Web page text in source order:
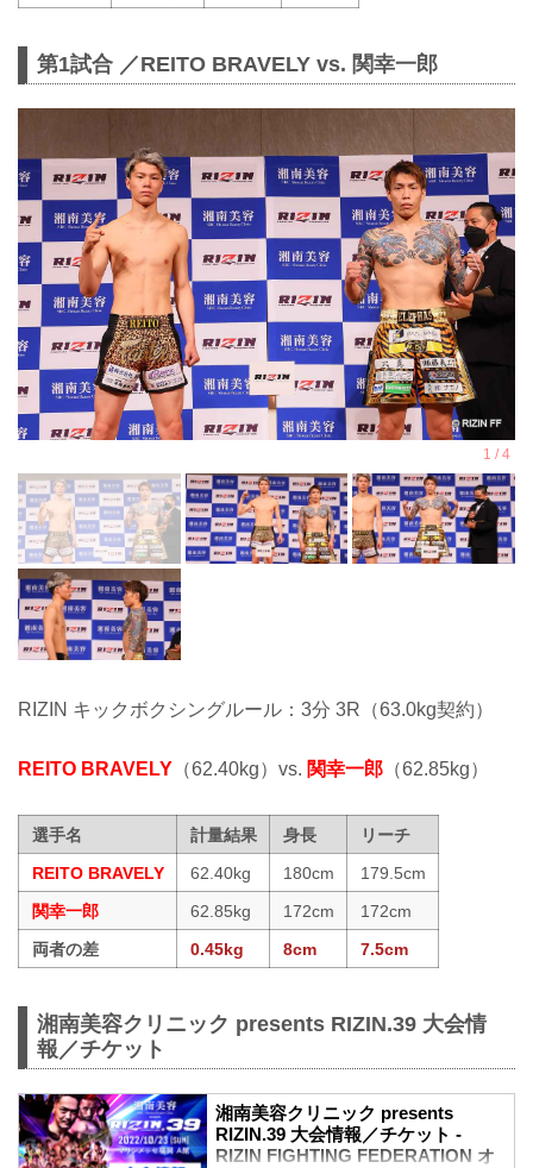
第1試合 ／REITO BRAVELY vs. 関幸一郎
RIZIN キックボクシングルール：3分 3R（63.0kg契約）
REITO BRAVELY （62.40kg）vs. 関幸一郎 （62.85kg）
選手名 計量結果 身長
リーチ
REITO BRAVELY
62.40kg 180cm
179.5cm
関幸一郎
62.85kg 172cm
172cm
両者の差
0.45kg 8cm 7.5cm
湘南美容クリニック presents RIZIN.39 大会情
報／チケット
湘南美容クリニック presents
RIZIN.39 大会情報／チケット -
RIZIN FIGHTING FEDERATION オ